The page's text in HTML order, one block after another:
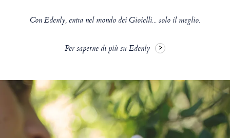
Con Edenly, entra nel mondo dei Gioielli... solo il meglio.
Per saperne di più su Edenly